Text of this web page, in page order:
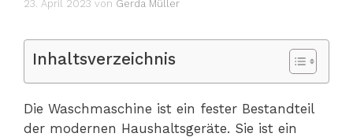
23. April 2023 von Gerda Müller
Inhaltsverzeichnis
Die Waschmaschine ist ein fester Bestandteil
der modernen Haushaltsgeräte. Sie ist ein